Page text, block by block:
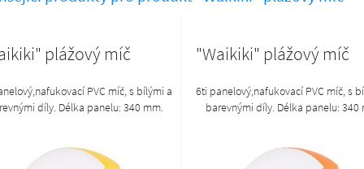
plážový míč
PVC míč, s bílými a
díly. Délka panelu: 340 mm.
"Waikiki" plážový míč
6ti panelový,nafukovací PVC míč, s
barevnými díly. Délka panelu: 340